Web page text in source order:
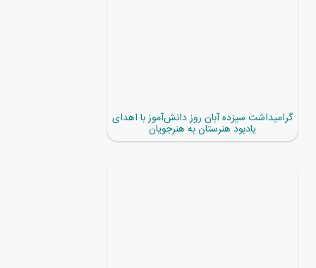
گرامیداشت سیزده آبان روز دانش‌آموز با اهدای
یادبود هنرستان به هنرجویان